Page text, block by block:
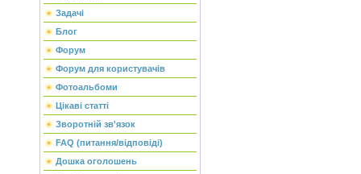
Задачі
Блог
Форум
Форум для користувачів
Фотоальбоми
Цікаві статті
Зворотній зв'язок
FAQ (питання/відповіді)
Дошка оголошень